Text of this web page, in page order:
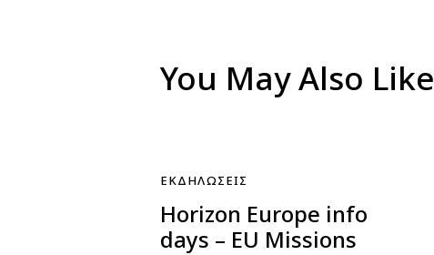
You May Also Like
ΕΚΔΗΛΏΣΕΙΣ
Horizon Europe info
days – EU Missions